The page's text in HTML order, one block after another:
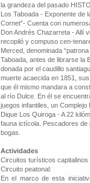
la grandeza del pasado
Los Taboada - Exponente de
Cornet”- Cuenta con
Don Andrés Chazarreta - Allí
recopiló y compuso cen-
Merced, denominada
Taboada, antes de librarse la
donada por el caudillo
muerte acaecida en 1851,
que él mismo mandara a
al río Dulce. En él se
juegos infantiles, un
Dique Los Quiroga - A 22
fauna ictícola. Pescadores
bogas.
Actividades
Circuitos turísticos capitalinos
Circuito peatonal:
En el marco de esta